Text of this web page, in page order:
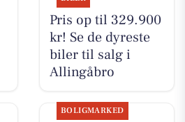
Pris op til 329.900
kr! Se de dyreste
biler til salg i
Allingåbro
BOLIGMARKED